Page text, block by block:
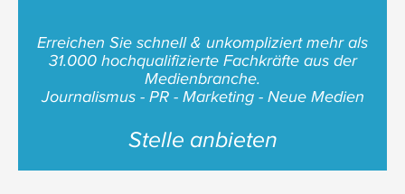
Erreichen Sie schnell & unkompliziert mehr als
31.000 hochqualifizierte Fachkräfte aus der
Medienbranche.
Journalismus - PR - Marketing - Neue Medien
Stelle anbieten